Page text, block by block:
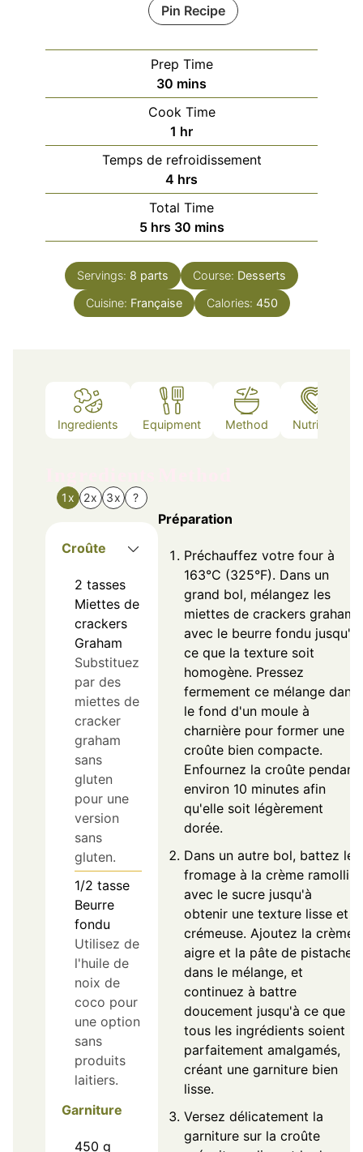
Pin Recipe
Prep Time
30 minutes
mins
Cook Time
1 hour
hr
Temps de refroidissement
4 hours
hrs
Total Time
5hours
hrs 30minutes
mins
Servings: 8 parts Course: Desserts
Cuisine: Française Calories: 450
Ingredients Equipment Method Nutrition
1x 2x 3x ?
Croûte
2 tasses
Miettes de
crackers
Graham
Substituez
par des
miettes de
cracker
graham
sans
gluten
pour une
version
sans
gluten.
1/2 tasse
Beurre
fondu
Utilisez de
l'huile de
noix de
coco pour
une option
sans
produits
laitiers.
Garniture
450 g
Préparation
Préchauffez votre four à
163°C (325°F). Dans un
grand bol, mélangez les
miettes de crackers graham
avec le beurre fondu jusqu'à
ce que la texture soit
homogène. Pressez
fermement ce mélange dans
le fond d'un moule à
charnière pour former une
croûte bien compacte.
Enfournez la croûte pendant
environ 10 minutes afin
qu'elle soit légèrement
dorée.
Dans un autre bol, battez le
fromage à la crème ramolli
avec le sucre jusqu'à
obtenir une texture lisse et
crémeuse. Ajoutez la crème
aigre et la pâte de pistache
dans le mélange, et
continuez à battre
doucement jusqu'à ce que
tous les ingrédients soient
parfaitement amalgamés,
créant une garniture bien
lisse.
Versez délicatement la
garniture sur la croûte